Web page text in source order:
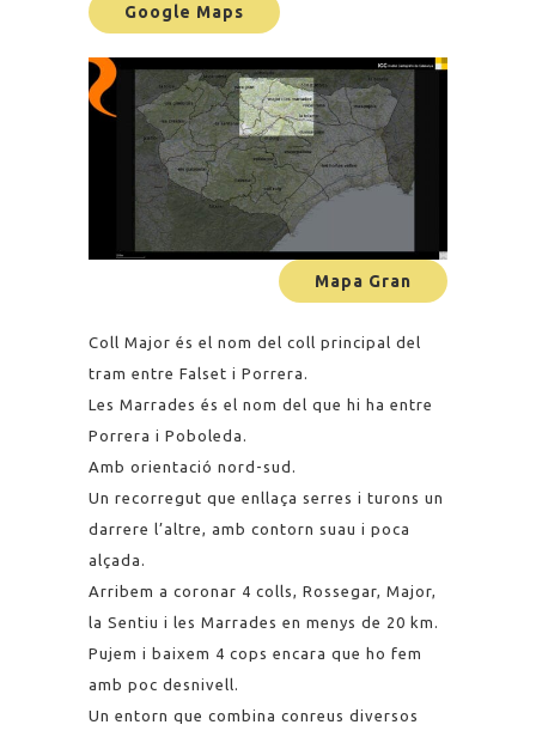
Google Maps
Mapa Gran
Coll Major és el nom del coll principal del
tram entre Falset i Porrera.
Les Marrades és el nom del que hi ha entre
Porrera i Poboleda.
Amb orientació nord-sud.
Un recorregut que enllaça serres i turons un
darrere l’altre, amb contorn suau i poca
alçada.
Arribem a coronar 4 colls, Rossegar, Major,
la Sentiu i les Marrades en menys de 20 km.
Pujem i baixem 4 cops encara que ho fem
amb poc desnivell.
Un entorn que combina conreus diversos